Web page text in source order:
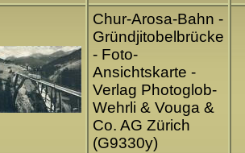
Chur-Arosa-Bahn -
Gründjitobelbrücke
- Foto-
Ansichtskarte -
Verlag Photoglob-
Wehrli & Vouga &
Co. AG Zürich
(G9330y)